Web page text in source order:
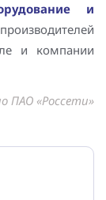
и
и компании
ПАО «Россети»